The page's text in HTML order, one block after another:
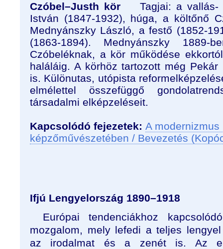
Czóbel–Justh kör
Tagjai: a vallás-
István (1847-1932), húga, a költőnő
Mednyánszky László, a festő (1852-
(1863-1894). Mednyánszky
Czóbeléknak, a kör működése
haláláig. A körhöz tartozott még
is. Különutas, utópista
elmélettel összefüggő
társadalmi elképzeléseit.
Kapcsolódó fejezetek: A
képzőművészetében / Bevezetés
Ifjú Lengyelország 1890–1918
Európai tendenciákhoz
mozgalom, mely lefedi a teljes
az irodalmat és a zenét is. Az